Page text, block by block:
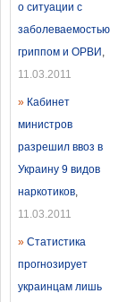
о ситуации с
заболеваемостью
гриппом и ОРВИ ,
11.03.2011
» Кабинет
министров
разрешил ввоз в
Украину 9 видов
наркотиков,
11.03.2011
» Статистика
прогнозирует
украинцам лишь